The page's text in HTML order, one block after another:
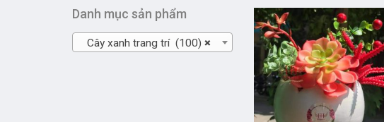
Danh mục sản phẩm
×
Cây xanh trang trí (100)